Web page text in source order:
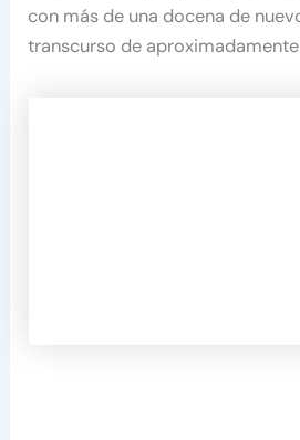
con más de una docena de
transcurso de